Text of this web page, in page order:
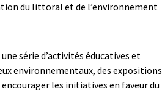
du littoral et de l’environnement
série d’activités éducatives et
environnementaux, des expositions
les initiatives en faveur du